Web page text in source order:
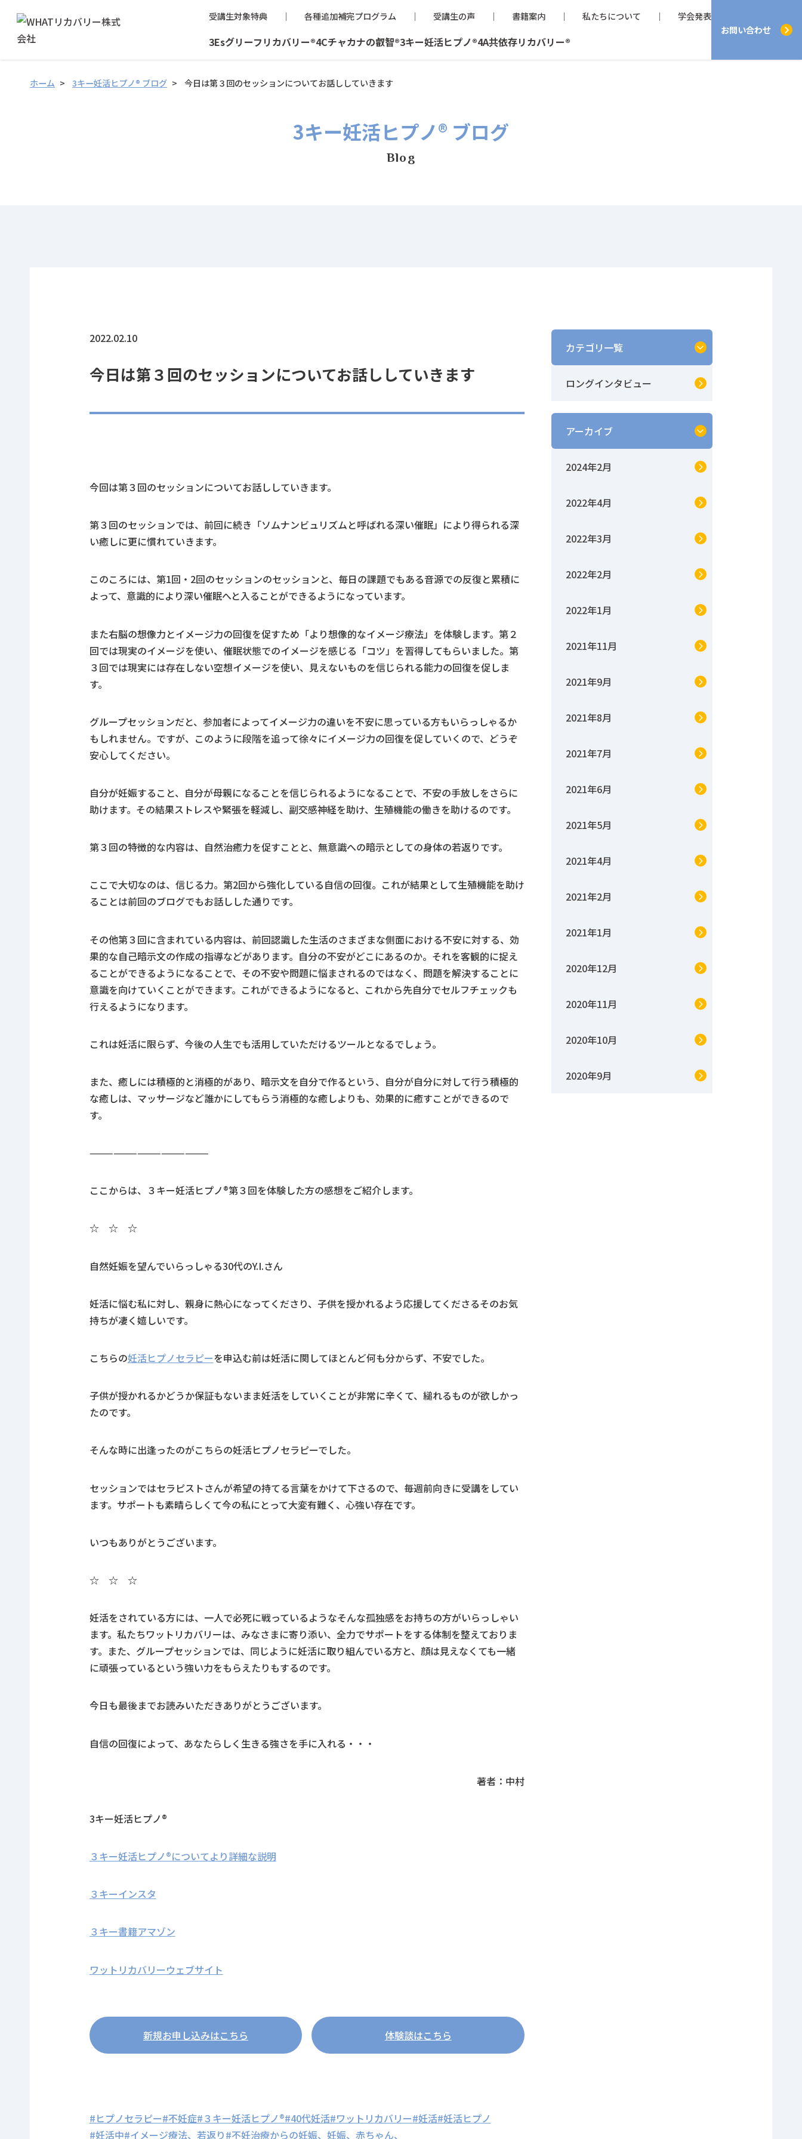
受講生対象特典 各種追加補完プログラム 受講生の声 書籍案内 私たちについて 学会発表
3Esグリーフリカバリー®4Cチャカナの叡智®3キー妊活ヒプノ®4A共依存リカバリー®
お問い合わせ
ホーム 3キー妊活ヒプノ® ブログ 今日は第３回のセッションについてお話ししていきます
3キー妊活ヒプノ® ブログ
Blog
2022.02.10
今日は第３回のセッションについてお話ししていきます
今回は第３回のセッションについてお話ししていきます。
第３回のセッションでは、前回に続き「ソムナンビュリズムと呼ばれる深い催眠」により得られる深
い癒しに更に慣れていきます。
このころには、第1回・2回のセッションのセッションと、毎日の課題でもある音源での反復と累積に
よって、意識的により深い催眠へと入ることができるようになっています。
また右脳の想像力とイメージ力の回復を促すため「より想像的なイメージ療法」を体験します。第２
回では現実のイメージを使い、催眠状態でのイメージを感じる「コツ」を習得してもらいました。第
３回では現実には存在しない空想イメージを使い、見えないものを信じられる能力の回復を促しま
す。
グループセッションだと、参加者によってイメージ力の違いを不安に思っている方もいらっしゃるか
もしれません。ですが、このように段階を追って徐々にイメージ力の回復を促していくので、どうぞ
安心してください。
自分が妊娠すること、自分が母親になることを信じられるようになることで、不安の手放しをさらに
助けます。その結果ストレスや緊張を軽減し、副交感神経を助け、生殖機能の働きを助けるのです。
第３回の特徴的な内容は、自然治癒力を促すことと、無意識への暗示としての身体の若返りです。
ここで大切なのは、信じる力。第2回から強化している自信の回復。これが結果として生殖機能を助け
ることは前回のブログでもお話しした通りです。
その他第３回に含まれている内容は、前回認識した生活のさまざまな側面における不安に対する、効
果的な自己暗示文の作成の指導などがあります。自分の不安がどこにあるのか。それを客観的に捉え
ることができるようになることで、その不安や問題に悩まされるのではなく、問題を解決することに
意識を向けていくことができます。これができるようになると、これから先自分でセルフチェックも
行えるようになります。
これは妊活に限らず、今後の人生でも活用していただけるツールとなるでしょう。
また、癒しには積極的と消極的があり、暗示文を自分で作るという、自分が自分に対して行う積極的
な癒しは、マッサージなど誰かにしてもらう消極的な癒しよりも、効果的に癒すことができるので
す。
———————————————
ここからは、３キー妊活ヒプノ®第３回を体験した方の感想をご紹介します。
☆ ☆ ☆
自然妊娠を望んでいらっしゃる30代のY.I.さん
妊活に悩む私に対し、親身に熱心になってくださり、子供を授かれるよう応援してくださるそのお気
持ちが凄く嬉しいです。
こちらの妊活ヒプノセラピーを申込む前は妊活に関してほとんど何も分からず、不安でした。
子供が授かれるかどうか保証もないまま妊活をしていくことが非常に辛くて、縋れるものが欲しかっ
たのです。
そんな時に出逢ったのがこちらの妊活ヒプノセラピーでした。
セッションではセラピストさんが希望の持てる言葉をかけて下さるので、毎週前向きに受講をしてい
ます。サポートも素晴らしくて今の私にとって大変有難く、心強い存在です。
いつもありがとうございます。
☆ ☆ ☆
妊活をされている方には、一人で必死に戦っているようなそんな孤独感をお持ちの方がいらっしゃい
ます。私たちワットリカバリーは、みなさまに寄り添い、全力でサポートをする体制を整えておりま
す。また、グループセッションでは、同じように妊活に取り組んでいる方と、顔は見えなくても一緒
に頑張っているという強い力をもらえたりもするのです。
今日も最後までお読みいただきありがとうございます。
自信の回復によって、あなたらしく生きる強さを手に入れる・・・
著者：中村
3キー妊活ヒプノ®
３キー妊活ヒプノ®についてより詳細な説明
３キーインスタ
３キー書籍アマゾン
ワットリカバリーウェブサイト
新規お申し込みはこちら 体験談はこちら
#ヒプノセラピー#不妊症#３キー妊活ヒプノ®#40代妊活#ワットリカバリー#妊活#妊活ヒプノ
#妊活中#イメージ療法、若返り#不妊治療からの妊娠、妊娠、赤ちゃん、
カテゴリ一覧
ロングインタビュー
アーカイブ
2024年2月
2022年4月
2022年3月
2022年2月
2022年1月
2021年11月
2021年9月
2021年8月
2021年7月
2021年6月
2021年5月
2021年4月
2021年2月
2021年1月
2020年12月
2020年11月
2020年10月
2020年9月